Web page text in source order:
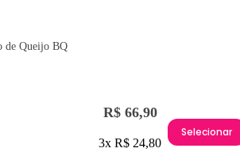
de Queijo BQ
R$ 66,90
3x R$ 24,80
Selecionar